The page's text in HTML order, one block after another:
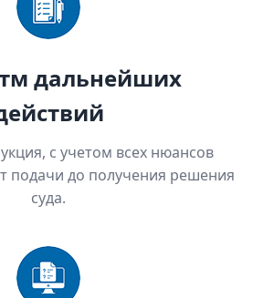
дальнейших
с учетом всех нюансов
подачи до получения решения
суда.